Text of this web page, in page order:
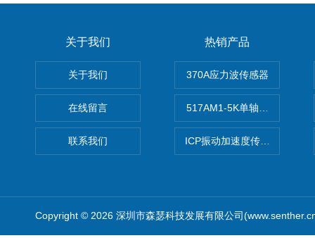
关于我们
关于我们
在线留言
联系我们
热销产品
370A应力波传感器
517AM1-5K单轴冲击IEPE加
ICP振动加速度传感器
Copyright © 2026 深圳市森瑟科技发展有限公司